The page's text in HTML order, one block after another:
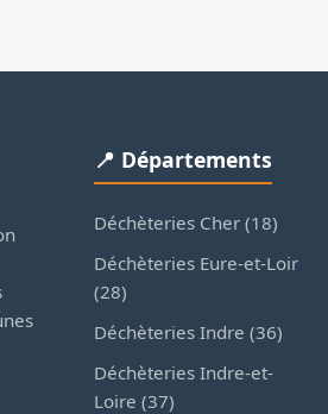
📍 Départements
Déchèteries Cher (18)
Déchèteries Eure-et-Loir
(28)
Déchèteries Indre (36)
Déchèteries Indre-et-
Loire (37)